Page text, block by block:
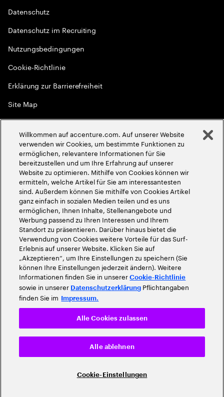
Datenschutz
Datenschutz im Recruiting
Nutzungsbedingungen
Cookie-Richtlinie
Erklärung zur Barrierefreiheit
Site Map
Globale Meritokratie
2026Accenture. Alle Rechte vorbehalten
Willkommen auf accenture.com. Auf unserer Website
verwenden wir Cookies, um bestimmte Funktionen zu
ermöglichen, relevantere Informationen für Sie
bereitzustellen und um Ihre Erfahrung auf unserer
Website zu optimieren. Mithilfe von Cookies können wir
ermitteln, welche Artikel für Sie am interessantesten
sind. Außerdem können Sie mithilfe von Cookies Artikel
ganz einfach in sozialen Medien teilen und es uns
ermöglichen, Ihnen Inhalte, Stellenangebote und
Werbung passend zu Ihren Interessen und Ihrem
Standort zu präsentieren. Darüber hinaus bietet die
Verwendung von Cookies weitere Vorteile für das Surf-
Erlebnis auf unserer Website. Klicken Sie auf
„Akzeptieren“, um Ihre Einstellungen zu speichern (Sie
können Ihre Einstellungen jederzeit ändern). Weitere
Informationen finden Sie in unsererCookie-Richtlinie
sowie in unserer Datenschutzerklärung Pflichtangaben
finden Sie im Impressum.
Cookie-Einstellungen
Alle ablehnen
Alle Cookies zulassen